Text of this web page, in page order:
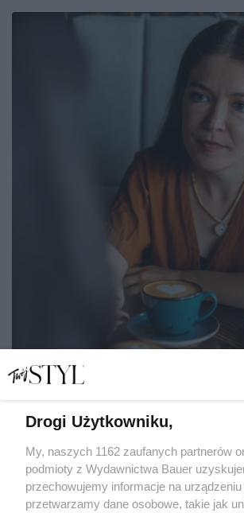
partnera. Już nie mogę tego ukrywać
JULIA ZAKRZEWSKA
Drogi Użytkowniku,
My, naszych 1162 zaufanych partnerów
podmioty z Wydawnictwa Bauer
przechowujemy informacje na urządzeniu
przetwarzamy dane osobowe, takie jak